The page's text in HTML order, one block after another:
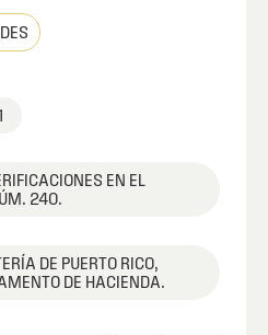
EN EL
240.
DE PUERTO RICO,
DE HACIENDA.